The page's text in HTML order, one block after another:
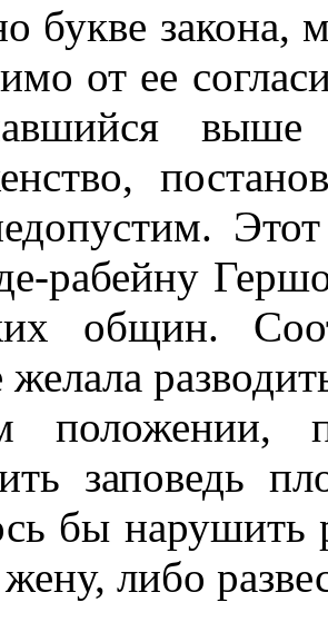
букве закона,
от ее
рабейну
общин.
положении,
заповедь
бы нарушить
либо